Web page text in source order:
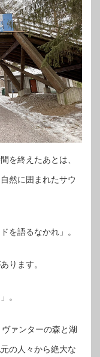
を終えたあとは、
然に囲まれたサウ
を語るなかれ」。
ります。
。
ァンターの森と湖
の人々から絶大な